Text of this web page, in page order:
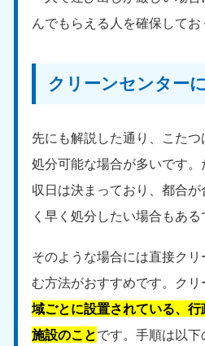
んでもらえる人を確保してお
クリーンセンター
先にも解説した通り、こた
処分可能な場合が多いです
収日は決まっており、都合
く早く処分したい場合もある
そのような場合には直接ク
む方法がおすすめです。ク
域ごとに設置されている、
施設のことです。手順は以下
四国
050-1880-9899
9:00〜19:00 年中無休
050-1880-9896
9:00〜19:00 年中無休
九州・沖
福岡県
9:00〜19:00 年中無休
長崎県
050-1880-9891
9:00〜19:00 年中無休